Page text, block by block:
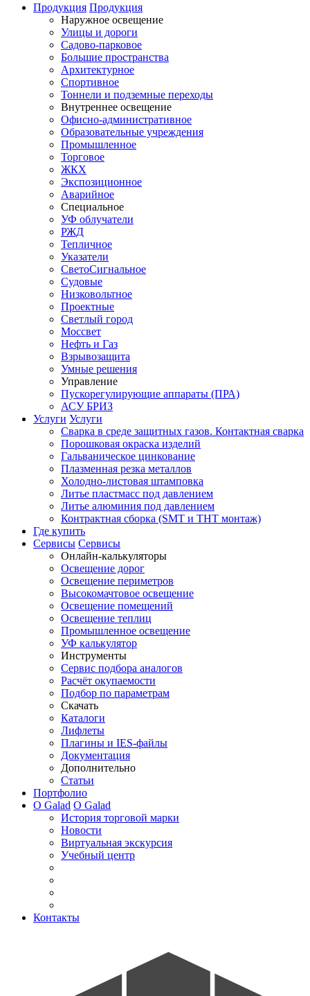
Продукция Продукция
Наружное освещение
Улицы и дороги
Садово-парковое
Большие пространства
Архитектурное
Спортивное
Тоннели и подземные переходы
Внутреннее освещение
Офисно-административное
Образовательные учреждения
Промышленное
Торговое
ЖКХ
Экспозиционное
Аварийное
Специальное
УФ облучатели
РЖД
Тепличное
Указатели
СветоСигнальное
Судовые
Низковольтное
Проектные
Светлый город
Моссвет
Нефть и Газ
Взрывозащита
Умные решения
Управление
Пускорегулирующие аппараты (ПРА)
АСУ БРИЗ
Услуги Услуги
Сварка в среде защитных газов. Контактная сварка
Порошковая окраска изделий
Гальваническое цинкование
Плазменная резка металлов
Холодно-листовая штамповка
Литье пластмасс под давлением
Литье алюминия под давлением
Контрактная сборка (SMT и THT монтаж)
Где купить
Сервисы Сервисы
Онлайн-калькуляторы
Освещение дорог
Освещение периметров
Высокомачтовое освещение
Освещение помещений
Освещение теплиц
Промышленное освещение
УФ калькулятор
Инструменты
Сервис подбора аналогов
Расчёт окупаемости
Подбор по параметрам
Скачать
Каталоги
Лифлеты
Плагины и IES-файлы
Документация
Дополнительно
Статьи
Портфолио
О Galad О Galad
История торговой марки
Новости
Виртуальная экскурсия
Учебный центр
Контакты